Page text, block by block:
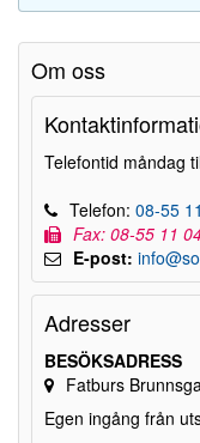
Om oss
Telefontid måndag
Telefon: 08-55
Fax: 08-55 11
E-post:
Adresser
BESÖKSADRESS
Fatburs
Egen ingång från